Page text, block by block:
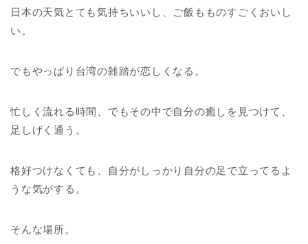
日本の天気とても気持ちいいし、ご飯もものすごくおいし
い。
でもやっぱり台湾の雑踏が恋しくなる。
忙しく流れる時間、でもその中で自分の癒しを見つけて、
足しげく通う。
格好つけなくても、自分がしっかり自分の足で立ってるよ
うな気がする。
そんな場所。